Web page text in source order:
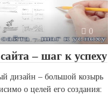
0
– шаг к успеху
дизайн – большой козырь
о целей его создания: